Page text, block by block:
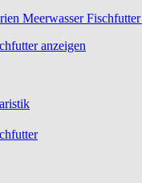
Meerwasser Fischfutter
anzeigen